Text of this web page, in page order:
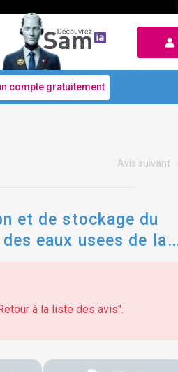
compte gratuitement
Avis suivant
et de stockage du
eaux usees de la
à la liste des avis".